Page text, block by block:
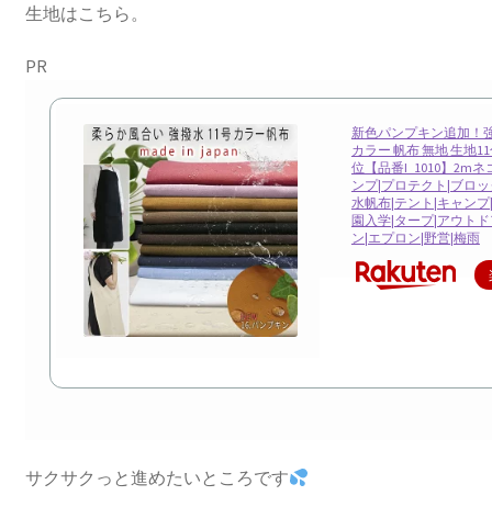
生地はこちら。
PR
新色パンプキン追加！
カラー 帆布 無地 生地
位【品番I_1010】2mネ
ンプ|プロテクト|ブロ
水帆布|テント|キャン
園入学|タープ|アウト
ン|エプロン|野営|梅雨
サクサクっと進めたいところです